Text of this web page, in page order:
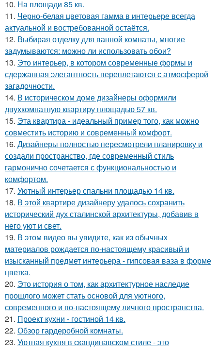
10. На площади 85 кв.
11. Черно-белая цветовая гамма в интерьере всегда
актуальной и востребованной остаётся.
12. Выбирая отделку для ванной комнаты, многие
задумываются: можно ли использовать обои?
13. Это интерьер, в котором современные формы и
сдержанная элегантность переплетаются с атмосферой
загадочности.
14. В историческом доме дизайнеры оформили
двухкомнатную квартиру площадью 57 кв.
15. Эта квартира - идеальный пример того, как можно
совместить историю и современный комфорт.
16. Дизайнеры полностью пересмотрели планировку и
создали пространство, где современный стиль
гармонично сочетается с функциональностью и
комфортом.
17. Уютный интерьер спальни площадью 14 кв.
18. В этой квартире дизайнеру удалось сохранить
исторический дух сталинской архитектуры, добавив в
него уют и свет.
19. В этом видео вы увидите, как из обычных
материалов рождается по-настоящему красивый и
изысканный предмет интерьера - гипсовая ваза в форме
цветка.
20. Это история о том, как архитектурное наследие
прошлого может стать основой для уютного,
современного и по-настоящему личного пространства.
21. Проект кухни - гостиной 14 кв.
22. Обзор гардеробной комнаты.
23. Уютная кухня в скандинавском стиле - это